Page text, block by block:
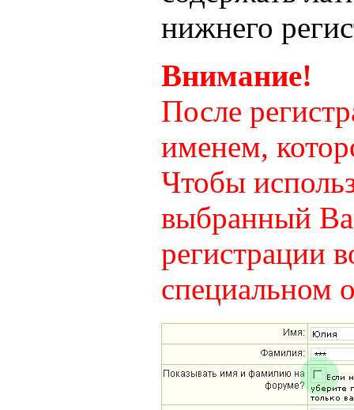
нижнего
Внимание!
После
именем,
Чтобы
выбранный
регистрации
специальном